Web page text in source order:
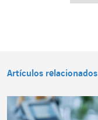
Artículos relacionados